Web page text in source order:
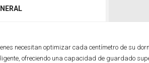
necesitan optimizar cada centímetro de su
ofreciendo una capacidad de guardado